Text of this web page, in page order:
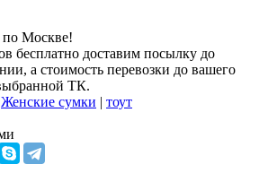
по Москве!
бесплатно доставим посылку до
а стоимость перевозки до вашего
ТК.
Женские сумки | тоут